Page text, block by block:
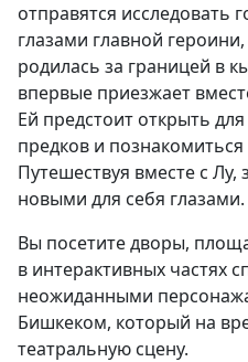
отправятся исследовать
глазами главной
родилась за границей в
впервые приезжает
Ей предстоит открыть
предков и познакомиться
Путешествуя вместе с Лу,
новыми для себя глазами.
Вы посетите дворы,
в интерактивных частях
неожиданными
Бишкеком, который на
театральную сцену.